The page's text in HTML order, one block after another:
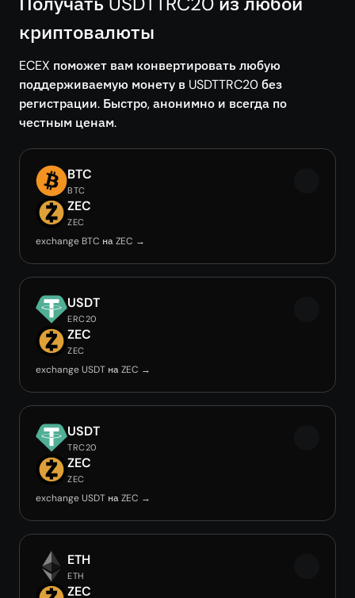
криптовалюты
ECEX поможет вам конвертировать любую
поддерживаемую монету в USDTTRC20 без
регистрации. Быстро, анонимно и всегда по
честным ценам.
BTC
BTC
ZEC
ZEC
exchange BTC на ZEC →
USDT
ERC20
ZEC
ZEC
exchange USDT на ZEC →
USDT
TRC20
ZEC
ZEC
exchange USDT на ZEC →
ETH
ETH
ZEC